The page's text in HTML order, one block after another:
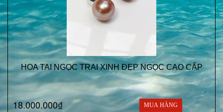
HOA TAI NGỌC TRAI XINH ĐẸP NGỌC CAO CẤP
18.000.000₫ MUA HÀNG